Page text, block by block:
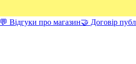
💬 Відгуки про магазин🤝 Договір